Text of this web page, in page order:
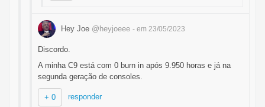
Hey Joe @heyjoeee - em 23/05/2023
Discordo.
A minha C9 está com 0 burn in após 9.950 horas e já na
segunda geração de consoles.
+ 0 responder